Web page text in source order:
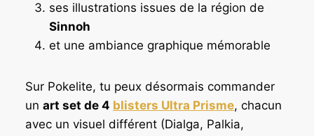
0
€
.
ses illustrations issues de la région de
Sinnoh
et une ambiance graphique mémorable
Sur Pokelite, tu peux désormais commander
un art set de 4 blisters Ultra Prisme, chacun
avec un visuel différent (Dialga, Palkia,